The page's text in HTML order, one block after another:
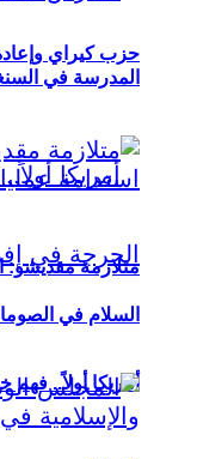
حزب كيراي
أمريكا أولاً.. فهم
المدرسة في
السلام في الصومال